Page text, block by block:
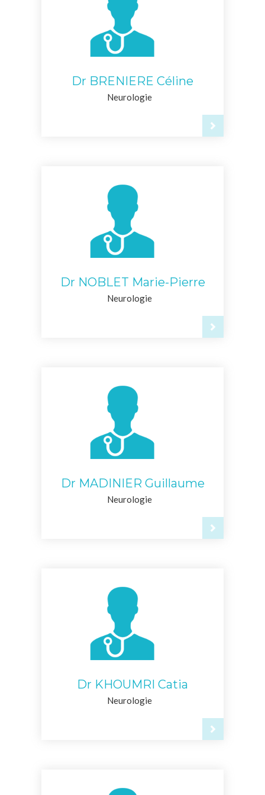
Dr BRENIERE Céline
Neurologie
Dr NOBLET Marie-Pierre
Neurologie
Dr MADINIER Guillaume
Neurologie
Dr KHOUMRI Catia
Neurologie